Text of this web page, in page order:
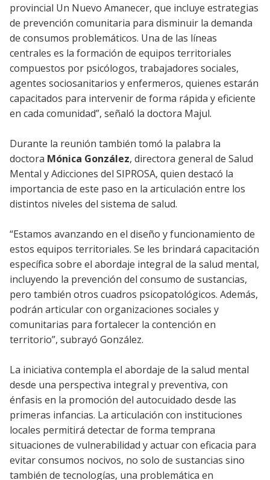
provincial Un Nuevo Amanecer, que incluye estrategias
de prevención comunitaria para disminuir la demanda
de consumos problemáticos. Una de las líneas
centrales es la formación de equipos territoriales
compuestos por psicólogos, trabajadores sociales,
agentes sociosanitarios y enfermeros, quienes estarán
capacitados para intervenir de forma rápida y eficiente
en cada comunidad”, señaló la doctora Majul.
Durante la reunión también tomó la palabra la
doctora Mónica González, directora general de Salud
Mental y Adicciones del SIPROSA, quien destacó la
importancia de este paso en la articulación entre los
distintos niveles del sistema de salud.
“Estamos avanzando en el diseño y funcionamiento de
estos equipos territoriales. Se les brindará capacitación
específica sobre el abordaje integral de la salud mental,
incluyendo la prevención del consumo de sustancias,
pero también otros cuadros psicopatológicos. Además,
podrán articular con organizaciones sociales y
comunitarias para fortalecer la contención en
territorio”, subrayó González.
La iniciativa contempla el abordaje de la salud mental
desde una perspectiva integral y preventiva, con
énfasis en la promoción del autocuidado desde las
primeras infancias. La articulación con instituciones
locales permitirá detectar de forma temprana
situaciones de vulnerabilidad y actuar con eficacia para
evitar consumos nocivos, no solo de sustancias sino
también de tecnologías, una problemática en